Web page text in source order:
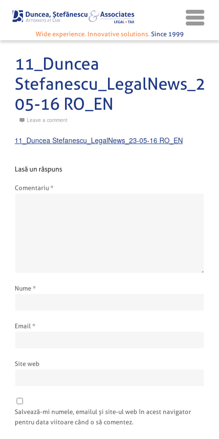
Wide experience. Innovative solutions. Since 1999
11_Duncea
05-16 RO_EN
Leave a comment
11_Duncea Stefanescu_LegalNews_23-05-16 RO_EN
Lasă un răspuns
Comentariu *
Nume *
Email *
Site web
Salvează-mi numele, emailul și site-ul web în acest navigator
pentru data viitoare când o să comentez.